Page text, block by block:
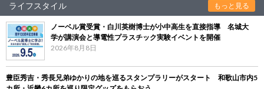
ライフスタイル もっと見る
ノーベル賞受賞・白川英樹博士が小中高生を直接指導 名城大
学が講演会と導電性プラスチック実験イベントを開催
2026年8月8日
豊臣秀吉・秀長兄弟ゆかりの地を巡るスタンプラリーがスタート 和歌山市内5